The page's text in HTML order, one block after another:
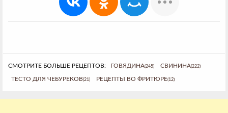
СМОТРИТЕ БОЛЬШЕ РЕЦЕПТОВ: ГОВЯДИНА(245) СВИНИНА(222)
ТЕСТО ДЛЯ ЧЕБУРЕКОВ(21) РЕЦЕПТЫ ВО ФРИТЮРЕ(12)